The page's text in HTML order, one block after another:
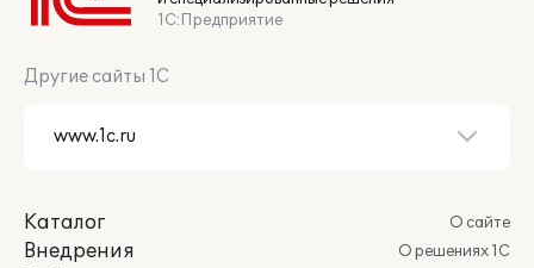
1С:Предприятие
Другие сайты 1С
Каталог
Внедрения
О сайте
О решениях 1С